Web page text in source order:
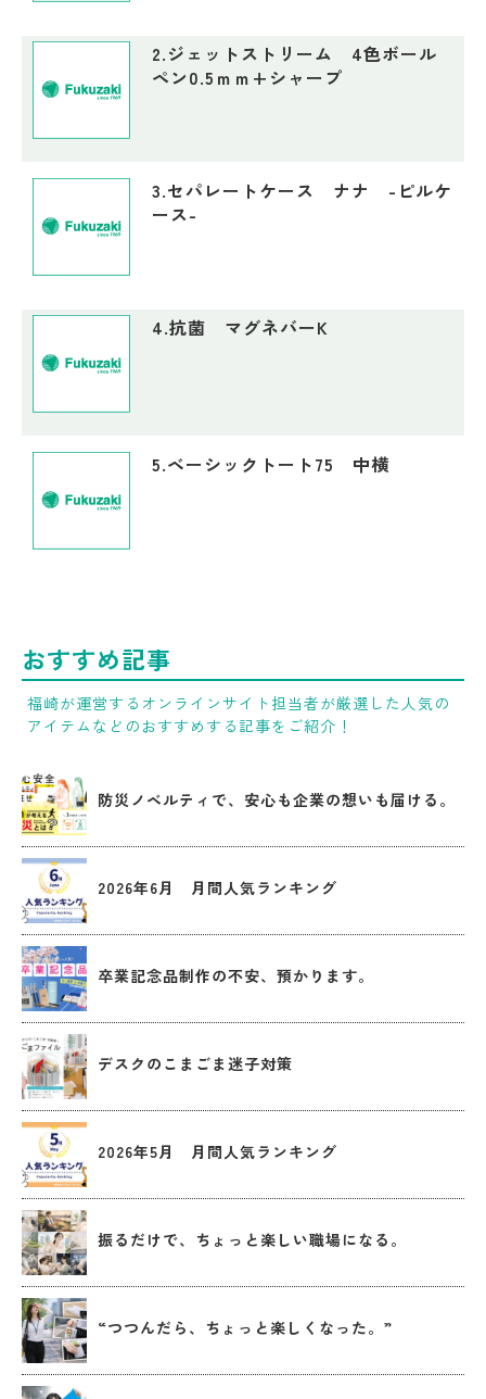
2.ジェットストリーム 4色ボール
ペン0.5ｍｍ+シャープ
3.セパレートケース ナナ -ピルケ
ース-
4.抗菌 マグネバーK
5.ベーシックトート75 中横
おすすめ記事
福崎が運営するオンラインサイト担当者が厳選した人気の
アイテムなどのおすすめする記事をご紹介！
防災ノベルティで、安心も企業の想いも届ける。
2026年6月 月間人気ランキング
卒業記念品制作の不安、預かります。
デスクのこまごま迷子対策
2026年5月 月間人気ランキング
振るだけで、ちょっと楽しい職場になる。
“つつんだら、ちょっと楽しくなった。”